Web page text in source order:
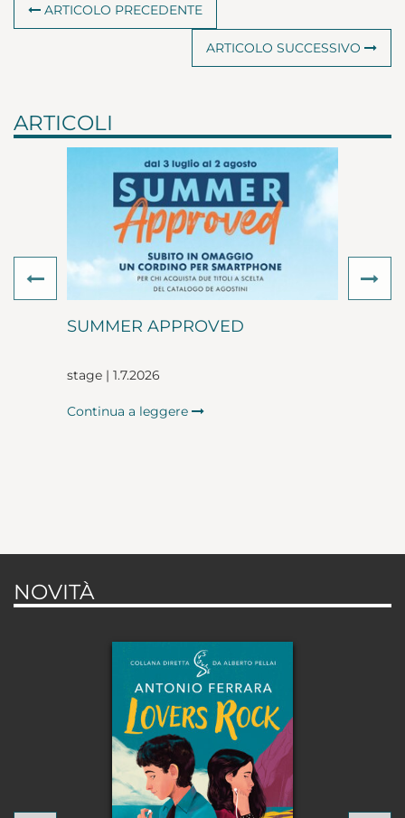
ARTICOLO PRECEDENTE
ARTICOLO SUCCESSIVO
ARTICOLI
SUMMER APPROVED
stage | 1.7.2026
Continua a leggere
Previous
NOVITÀ